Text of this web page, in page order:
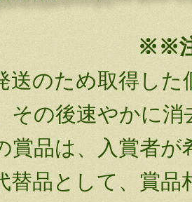
※※
送のため取得し
その後速やかに消
賞品は、入賞者
替品として、賞